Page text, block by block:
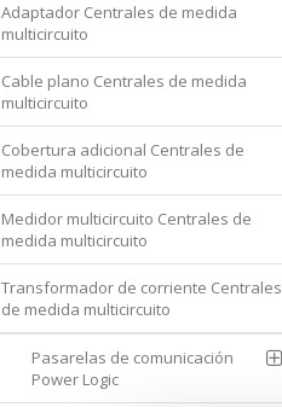
Adaptador Centrales de medida
multicircuito
Cable plano Centrales de medida
multicircuito
Cobertura adicional Centrales de
medida multicircuito
Medidor multicircuito Centrales de
medida multicircuito
Transformador de corriente Centrales
de medida multicircuito
Pasarelas de comunicación
Power Logic